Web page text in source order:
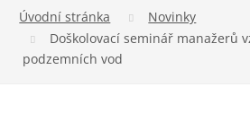
Úvodní stránka
Novinky
Doškolovací seminář manažerů
podzemních vod